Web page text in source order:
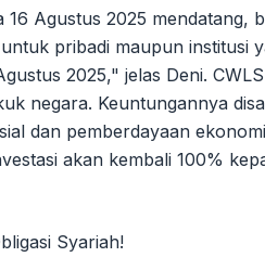
Agustus 2025 mendatang,
pribadi maupun institusi
2025," jelas Deni.
negara. Keuntungannya
dan pemberdayaan
akan kembali 100%